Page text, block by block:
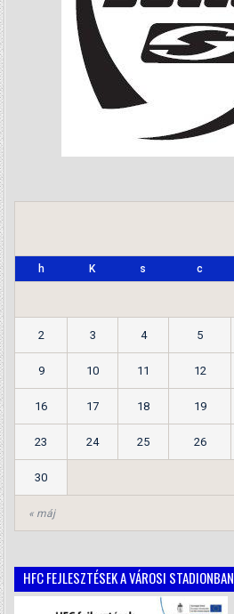
h K s c
« máj
2 3 4 5
9 10 11 12
16 17 18 19
23 24 25 26
30
HFC FEJLESZTÉSEK A VÁROSI STADIONBAN